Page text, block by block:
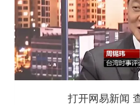
打开网易新闻